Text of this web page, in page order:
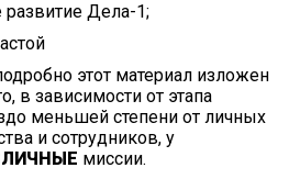
развитие Дела-1;
этот материал изложен
в зависимости от этапа
меньшей степени от личных
и сотрудников, у
миссии.